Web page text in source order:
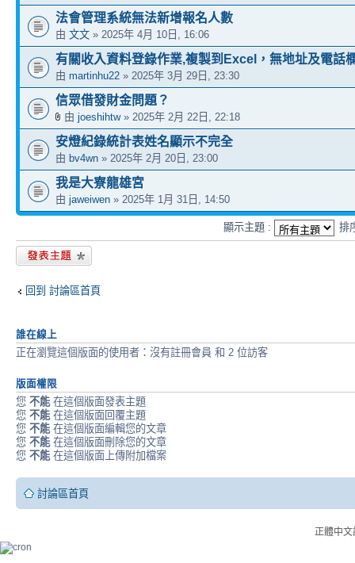
法會管理系統無法新增報名人數
由 文文 » 2025年 4月 10日, 16:06
有關收入資料登錄作業,複製到Excel，無地址及電話
由 martinhu22 » 2025年 3月 29日, 23:30
信眾借發財金問題？
由 joeshihtw» 2025年 2月 22日, 22:18
安燈紀錄統計表姓名顯示不完全
由 bv4wn » 2025年 2月 20日, 23:00
我是大寮龍雄宮
由 jaweiwen » 2025年 1月 31日, 14:50
顯示主題 : 排
發表新主題
回到 討論區首頁
誰在線上
正在瀏覽這個版面的使用者：沒有註冊會員 和 2 位訪客
版面權限
您 不能 在這個版面發表主題
您 不能 在這個版面回覆主題
您 不能 在這個版面編輯您的文章
您 不能 在這個版面刪除您的文章
您 不能 在這個版面上傳附加檔案
討論區首頁
正體中